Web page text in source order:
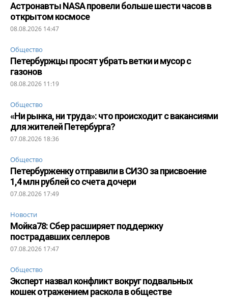
Астронавты NASA провели больше шести часов в
открытом космосе
08.08.2026 14:47
Общество
Петербуржцы просят убрать ветки и мусор с
газонов
08.08.2026 11:19
Общество
«Ни рынка, ни труда»: что происходит с вакансиями
для жителей Петербурга?
07.08.2026 18:36
Общество
Петербурженку отправили в СИЗО за присвоение
1,4 млн рублей со счета дочери
07.08.2026 17:49
Новости
Мойка78: Сбер расширяет поддержку
пострадавших селлеров
07.08.2026 17:47
Общество
Эксперт назвал конфликт вокруг подвальных
кошек отражением раскола в обществе